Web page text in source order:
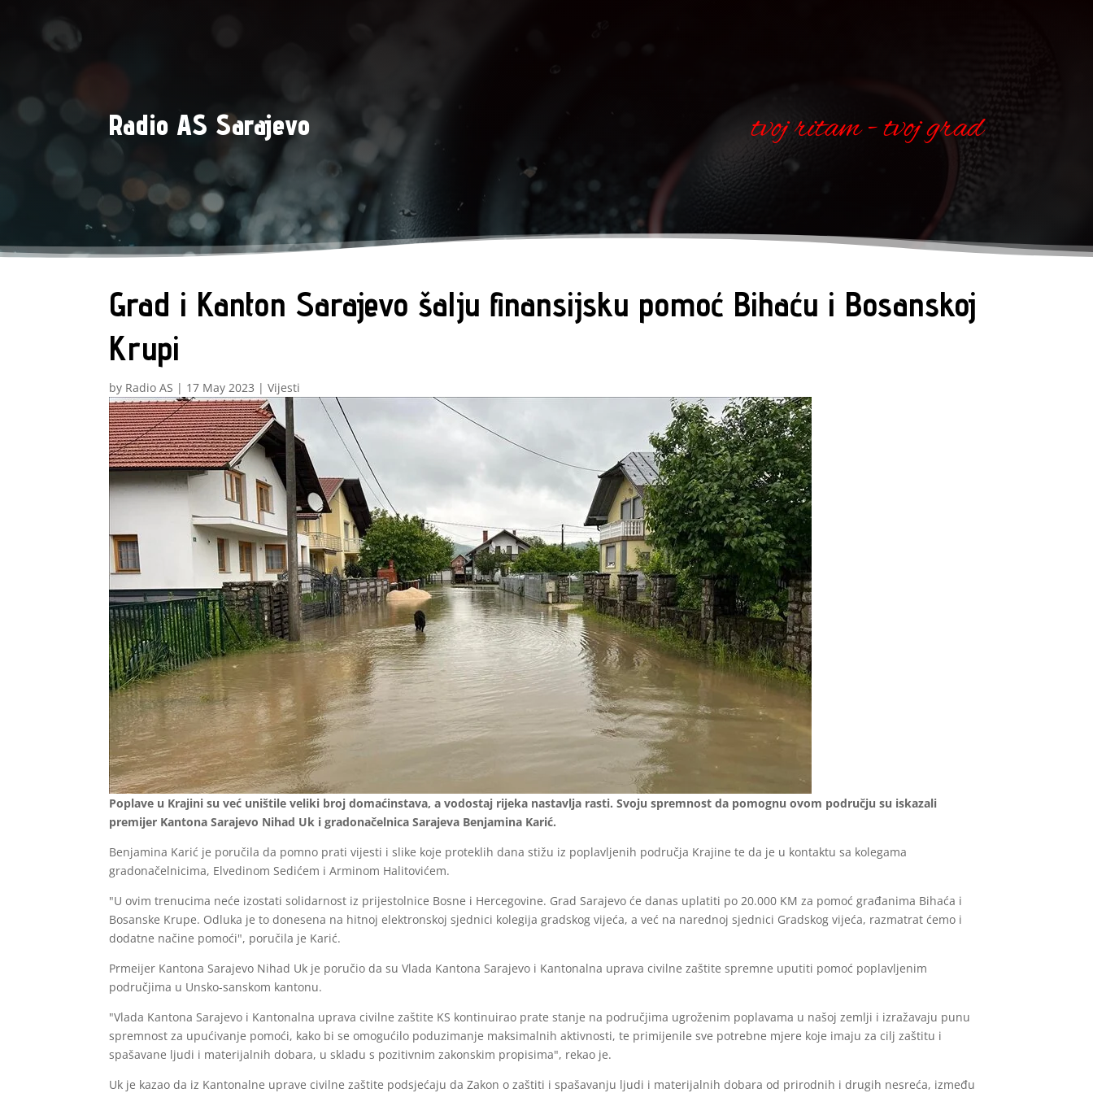
Radio AS Sarajevo tvoj ritam - tvoj grad
Grad i Kanton Sarajevo šalju finansijsku pomoć Bihaću i Bosanskoj
Krupi
by Radio AS | 17 May 2023 |Vijesti
Poplave u Krajini su već uništile veliki broj domaćinstava, a vodostaj rijeka nastavlja rasti. Svoju spremnost da pomognu ovom području su iskazali
premijer Kantona Sarajevo Nihad Uk i gradonačelnica Sarajeva Benjamina Karić.
Benjamina Karić je poručila da pomno prati vijesti i slike koje proteklih dana stižu iz poplavljenih područja Krajine te da je u kontaktu sa kolegama
gradonačelnicima, Elvedinom Sedićem i Arminom Halitovićem.
"U ovim trenucima neće izostati solidarnost iz prijestolnice Bosne i Hercegovine. Grad Sarajevo će danas uplatiti po 20.000 KM za pomoć građanima Bihaća i
Bosanske Krupe. Odluka je to donesena na hitnoj elektronskoj sjednici kolegija gradskog vijeća, a već na narednoj sjednici Gradskog vijeća, razmatrat ćemo i
dodatne načine pomoći", poručila je Karić.
Prmeijer Kantona Sarajevo Nihad Uk je poručio da su Vlada Kantona Sarajevo i Kantonalna uprava civilne zaštite spremne uputiti pomoć poplavljenim
područjima u Unsko-sanskom kantonu.
"Vlada Kantona Sarajevo i Kantonalna uprava civilne zaštite KS kontinuirao prate stanje na područjima ugroženim poplavama u našoj zemlji i izražavaju punu
spremnost za upućivanje pomoći, kako bi se omogućilo poduzimanje maksimalnih aktivnosti, te primijenile sve potrebne mjere koje imaju za cilj zaštitu i
spašavane ljudi i materijalnih dobara, u skladu s pozitivnim zakonskim propisima", rekao je.
Uk je kazao da iz Kantonalne uprave civilne zaštite podsjećaju da Zakon o zaštiti i spašavanju ljudi i materijalnih dobara od prirodnih i drugih nesreća, između